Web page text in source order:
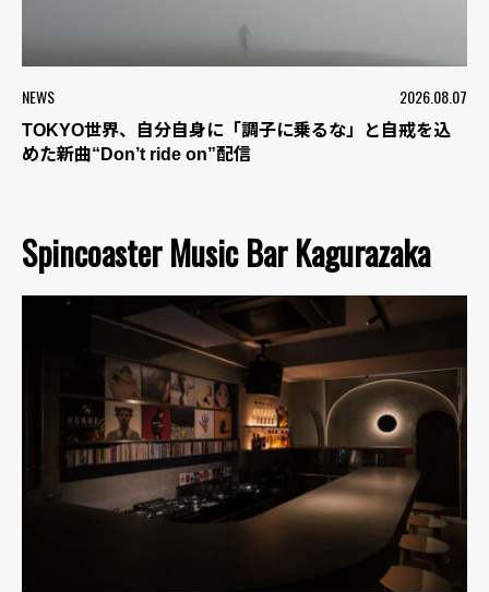
NEWS 2026.08.07
TOKYO世界、自分自身に「調子に乗るな」と自戒を込
めた新曲“Don’t ride on”配信
Spincoaster Music Bar Kagurazaka